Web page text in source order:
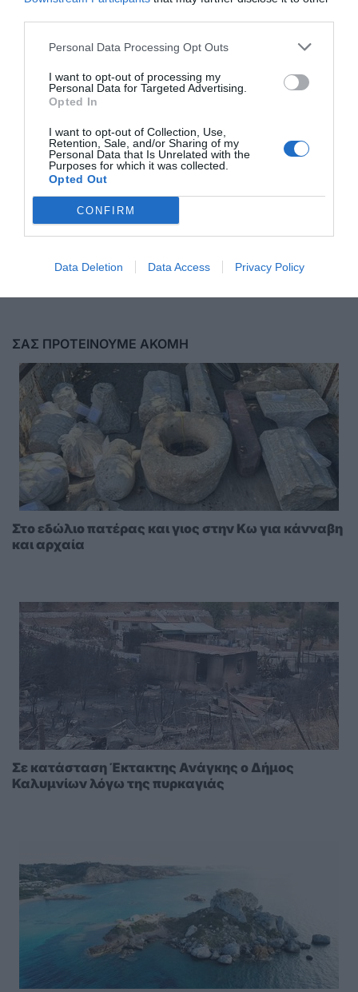
Personal Data Processing Opt Outs
I want to opt-out of processing my
Personal Data for Targeted Advertising.
Opted In
I want to opt-out of Collection, Use,
Retention, Sale, and/or Sharing of my
Personal Data that Is Unrelated with the
Purposes for which it was collected.
Opted Out
CONFIRM
Data Deletion Data Access Privacy Policy
ΣΑΣ ΠΡΟΤΕΙΝΟΥΜΕ ΑΚΟΜΗ
Στο εδώλιο πατέρας και γιος στην Κω για κάνναβη
και αρχαία
Σε κατάσταση Έκτακτης Ανάγκης ο Δήμος
Καλυμνίων λόγω της πυρκαγιάς